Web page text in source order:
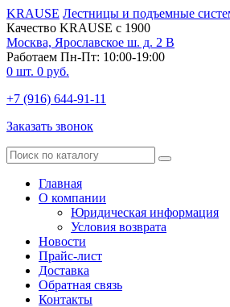
KRAUSE Лестницы и подъемные
Качество KRAUSE с 1900
Москва, Ярославское ш. д. 2 В
Работаем Пн-Пт: 10:00-19:00
0 шт. 0 руб.
+7 (916) 644-91-11
Заказать звонок
Главная
О компании
Юридическая информация
Условия возврата
Новости
Прайс-лист
Доставка
Обратная связь
Контакты